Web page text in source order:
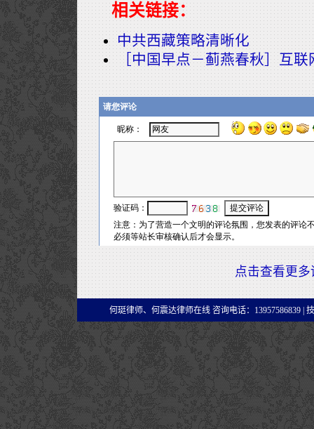
相关链接：
中共西藏策略清晰化
［中国早点－蓟燕春秋］互联
点击查看更多
何珽律师、何震达律师在线 咨询电话：13957586839 |